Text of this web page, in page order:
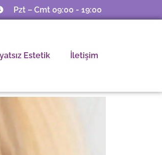
Pzt – Cmt 09:00 - 19:00
Estetik İletişim